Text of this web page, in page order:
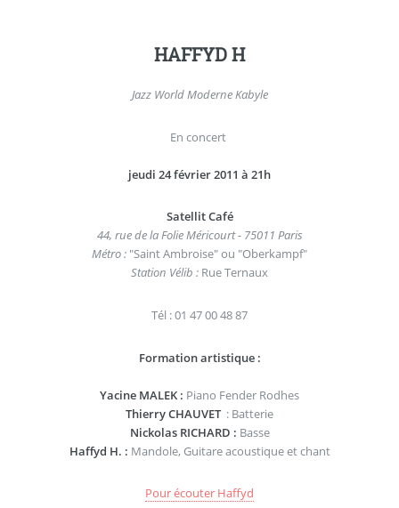
HAFFYD H
Jazz World Moderne Kabyle
En concert
jeudi 24 février 2011 à 21h
Satellit Café
44, rue de la Folie Méricourt - 75011 Paris
Métro : "Saint Ambroise" ou "Oberkampf"
Station Vélib : Rue Ternaux
Tél : 01 47 00 48 87
Formation artistique :
Yacine MALEK : Piano Fender Rodhes
Thierry CHAUVET : Batterie
Nickolas RICHARD : Basse
Haffyd H. : Mandole, Guitare acoustique et chant
Pour écouter Haffyd